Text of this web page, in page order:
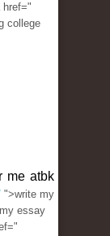
href="
college
me atbk
">write my
essay